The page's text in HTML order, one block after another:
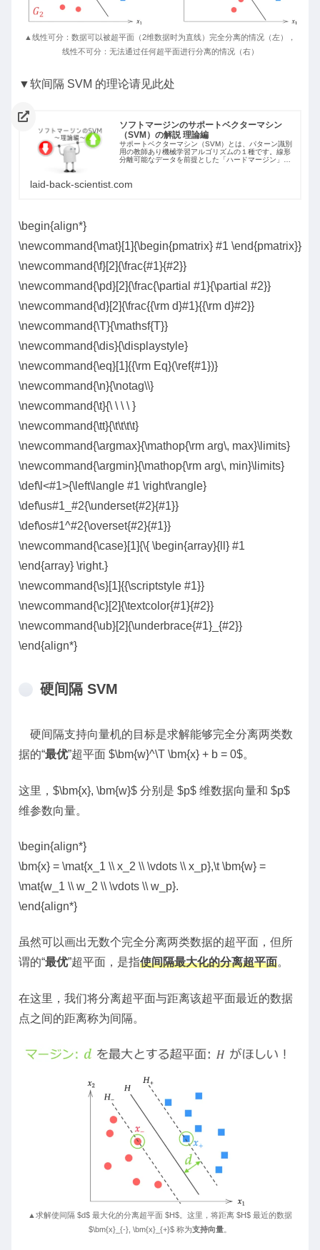
▲线性可分：数据可以被超平面（2维数据时为直线）完全分离的情况（左），
线性不可分：无法通过任何超平面进行分离的情况（右）
▼软间隔 SVM 的理论请见此处
ソフトマージンのサポートベクターマシン
（SVM）の解説 理論編
サポートベクターマシン（SVM）とは、パターン識別
用の教師あり機械学習アルゴリズムの１種です。線形
分離可能なデータを前提とした「ハードマージン」、
laid-back-scientist.com
\begin{align*}
\newcommand{\mat}[1]{\begin{pmatrix} #1 \end{pmatrix}}
\newcommand{\f}[2]{\frac{#1}{#2}}
\newcommand{\pd}[2]{\frac{\partial #1}{\partial #2}}
\newcommand{\d}[2]{\frac{{\rm d}#1}{{\rm d}#2}}
\newcommand{\T}{\mathsf{T}}
\newcommand{\dis}{\displaystyle}
\newcommand{\eq}[1]{{\rm Eq}(\ref{#1})}
\newcommand{\n}{\notag\\}
\newcommand{\t}{\ \ \ \ }
\newcommand{\tt}{\t\t\t\t}
\newcommand{\argmax}{\mathop{\rm arg\, max}\limits}
\newcommand{\argmin}{\mathop{\rm arg\, min}\limits}
\def\l<#1>{\left\langle #1 \right\rangle}
\def\us#1_#2{\underset{#2}{#1}}
\def\os#1^#2{\overset{#2}{#1}}
\newcommand{\case}[1]{\{ \begin{array}{ll} #1
\end{array} \right.}
\newcommand{\s}[1]{{\scriptstyle #1}}
\newcommand{\c}[2]{\textcolor{#1}{#2}}
\newcommand{\ub}[2]{\underbrace{#1}_{#2}}
\end{align*}
硬间隔 SVM
硬间隔支持向量机的目标是求解能够完全分离两类数
据的“最优”超平面 $\bm{w}^\T \bm{x} + b = 0$。
这里，$\bm{x}, \bm{w}$ 分别是 $p$ 维数据向量和 $p$
维参数向量。
\begin{align*}
\bm{x} = \mat{x_1 \\ x_2 \\ \vdots \\ x_p},\t \bm{w} =
\mat{w_1 \\ w_2 \\ \vdots \\ w_p}.
\end{align*}
虽然可以画出无数个完全分离两类数据的超平面，但所
谓的“最优”超平面，是指使间隔最大化的分离超平面。
在这里，我们将分离超平面与距离该超平面最近的数据
点之间的距离称为间隔。
▲求解使间隔 $d$ 最大化的分离超平面 $H$。这里，将距离 $H$ 最近的数据
$\bm{x}_{-}, \bm{x}_{+}$ 称为支持向量